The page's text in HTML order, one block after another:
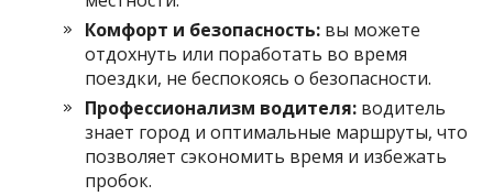
Комфорт и безопасность: вы можете
отдохнуть или поработать во время
поездки, не беспокоясь о безопасности.
Профессионализм водителя: водитель
знает город и оптимальные маршруты, что
позволяет сэкономить время и избежать
пробок.